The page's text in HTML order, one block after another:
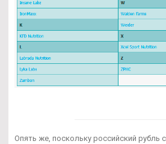
Опять же, поскольку российский рубль